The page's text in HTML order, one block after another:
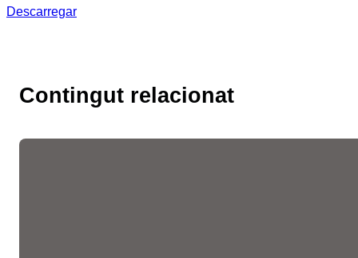
Descarregar
Contingut relacionat